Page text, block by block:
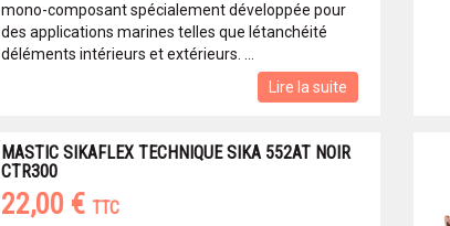
mono-composant spécialement développée pour
des applications marines telles que létanchéité
déléments intérieurs et extérieurs. ...
Lire la suite
MASTIC SIKAFLEX TECHNIQUE SIKA 552AT NOIR
CTR300
22,00 € TTC